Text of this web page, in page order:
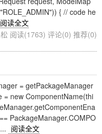
{ // code he
阅读全文
阅读(1763) 评论(0) 推荐(0)
= getPackageManager
= new ComponentName(thi
PackageManager.COMPO
阅读全文